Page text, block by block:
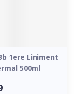
1ere Liniment
500ml